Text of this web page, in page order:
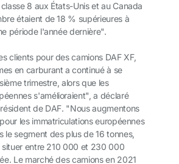
8 aux États-Unis et au Canada
étaient de 18 % supérieures à
période l'année dernière".
clients pour des camions DAF XF,
en carburant a continué à se
trimestre, alors que les
s'amélioraient", a déclaré
de DAF. "Nous augmentons
les immatriculations européennes
le segment des plus de 16 tonnes,
situer entre 210 000 et 230 000
Le marché des camions en 2021